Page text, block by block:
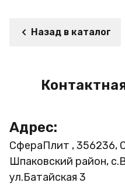
Назад в каталог
Адрес:
СфераПлит , 356236,
Шпаковский район,
ул.Батайская 3